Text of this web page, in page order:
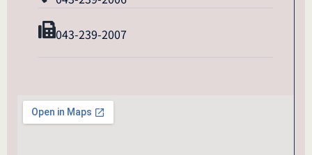
043-239-2007